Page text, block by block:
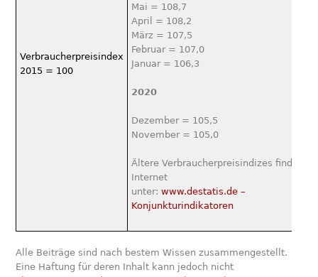
Verbraucherpreisindex
2015 = 100
Mai = 108,7
April = 108,2
März = 107,5
Februar = 107,0
Januar = 106,3
2020
Dezember = 105,5
November = 105,0
Ältere Verbraucherpreisindizes finden
Internet
unter:www.destatis.de –
Konjunkturindikatoren
Alle Beiträge sind nach bestem Wissen zusammengestellt.
Eine Haftung für deren Inhalt kann jedoch nicht